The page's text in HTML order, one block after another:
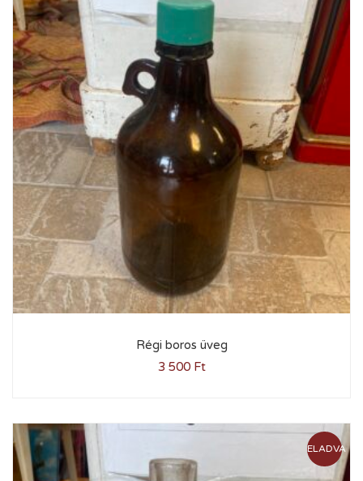
Régi boros üveg
3 500 Ft
ELADVA